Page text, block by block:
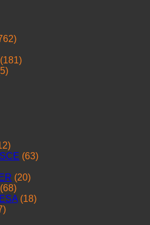
(181)
(63)
(20)
(68)
(18)